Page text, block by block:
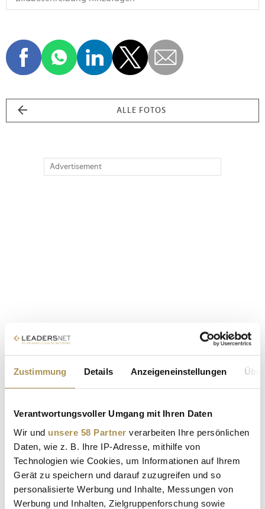
Zustimmung Details Anzeigeneinstellungen
Verantwortungsvoller Umgang mit Ihren Daten
Wir und unsere 58 Partner verarbeiten Ihre persönlichen
Daten, wie z. B. Ihre IP-Adresse, mithilfe von
Technologien wie Cookies, um Informationen auf Ihrem
Gerät zu speichern und darauf zuzugreifen und so
personalisierte Werbung und Inhalte, Messungen von
Werbung und Inhalten, Zielgruppenforschung sowie
ALLE FOTOS
Advertisement